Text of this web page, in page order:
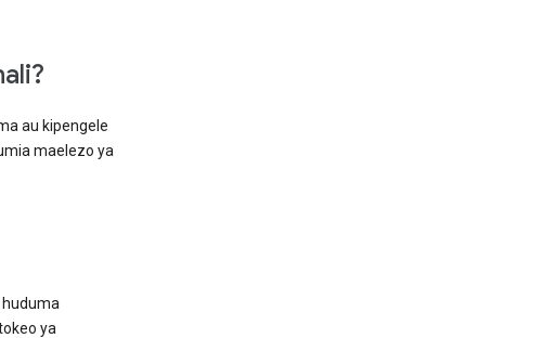
au kipengele
maelezo ya
ya